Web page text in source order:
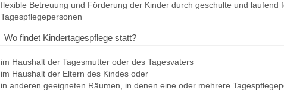
flexible Betreuung und Förderung der Kinder durch geschulte und laufend
Tagespflegepersonen
Wo findet Kindertagespflege statt?
im Haushalt der Tagesmutter oder des Tagesvaters
im Haushalt der Eltern des Kindes oder
in anderen geeigneten Räumen, in denen eine oder mehrere